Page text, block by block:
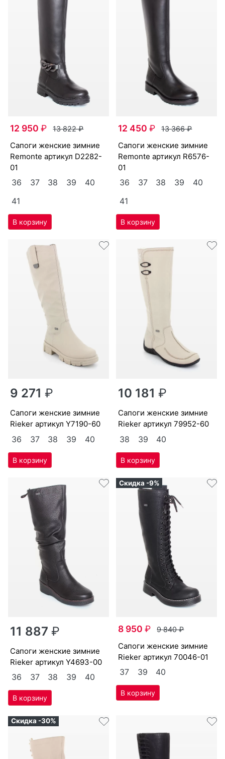
12 950₽ 13 822₽
са­поги женс­кие зим­ние
Re­mon­te артикул D2282-
01
36 37 38 39
40
41
12 450₽ 13 366₽
са­поги женс­кие зим­ние
Re­mon­te артикул R6576-
01
36 37 38 39
40
41
9 271₽
са­поги женс­кие зим­ние
Ri­eker артикулY7190-60
36 37 38 39 40
10 181₽
са­поги женс­кие зим­ние
Ri­eker артикул79952-60
38 39 40
11 887₽
са­поги женс­кие зим­ние
Ri­eker артикулY4693-00
36 37 38 39 40
Скидка -9%
8 950₽ 9 840₽
са­поги женс­кие зим­ние
Ri­eker артикул70046-01
37 39 40
Скидка -30%